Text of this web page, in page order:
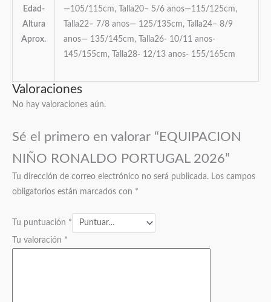
Edad-
Altura
Aprox.
—105/115cm, Talla20– 5/6 anos—115/125cm,
Talla22– 7/8 anos— 125/135cm, Talla24– 8/9
anos— 135/145cm, Talla26- 10/11 anos-
145/155cm, Talla28- 12/13 anos- 155/165cm
Valoraciones
No hay valoraciones aún.
Sé el primero en valorar “EQUIPACION
NIÑO RONALDO PORTUGAL 2026”
Tu dirección de correo electrónico no será publicada. Los campos
obligatorios están marcados con *
Tu puntuación *
Tu valoración *